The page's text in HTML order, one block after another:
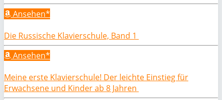
Ansehen*
Die Russische Klavierschule, Band 1
Ansehen*
Meine erste Klavierschule! Der leichte Einstieg für
Erwachsene und Kinder ab 8 Jahren